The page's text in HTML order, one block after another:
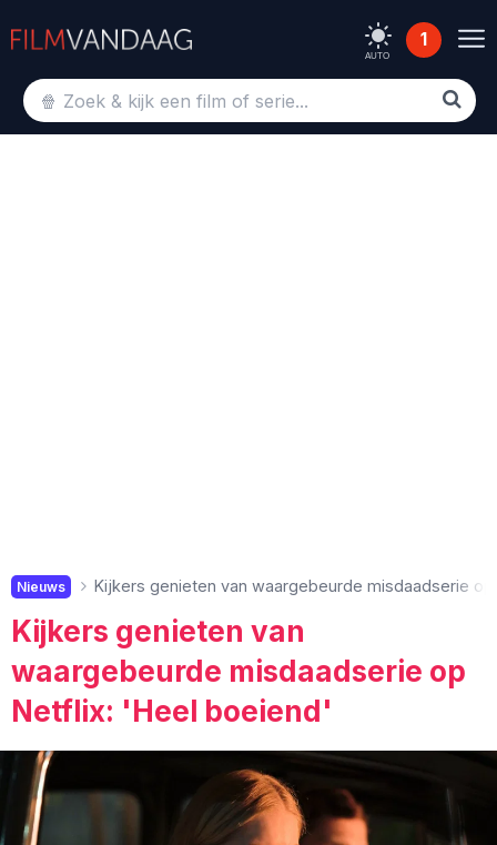
AUTO
1
Nieuws Kijkers genieten van waargebeurde misdaadserie
Kijkers genieten van
waargebeurde misdaadserie op
Netflix: 'Heel boeiend'